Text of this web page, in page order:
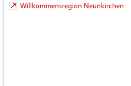
Willkommensregion Neunkirchen